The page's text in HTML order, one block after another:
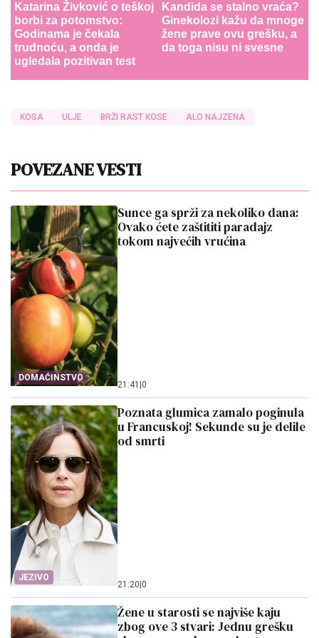
Katarina Živković o teškoj
borbi za potomstvo:
Godinama je čekala
trudnoću, a onda je
ugledala pozitivan test
Kandida se stalno vraća?
Ginekolozi kažu da mnoge
žene prave ovu grešku, a
da toga nisu ni svesne
KOSA ULJE BRŽI RAST KOSE ALO NAJZENA
POVEZANE VESTI
DOMAĆINSTVO
Sunce ga sprži za nekoliko dana:
Ovako ćete zaštititi paradajz
tokom najvećih vrućina
21:41 0
JEZIVO
Poznata glumica zamalo poginula
u Francuskoj! Sekunde su je delile
od smrti
21:20 0
Žene u starosti se najviše kaju
zbog ove 3 stvari: Jednu grešku